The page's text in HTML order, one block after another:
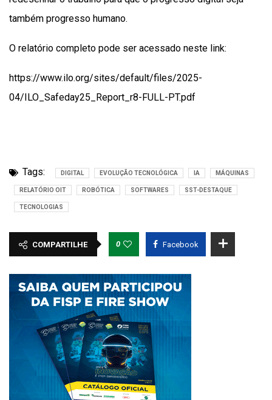
também progresso humano.
O relatório completo pode ser acessado neste link:
https://www.ilo.org/sites/default/files/2025-
04/ILO_Safeday25_Report_r8-FULL-PT.pdf
Tags: DIGITAL EVOLUÇÃO TECNOLÓGICA IA MÁQUINAS
RELATÓRIO OIT ROBÓTICA SOFTWARES SST-DESTAQUE
TECNOLOGIAS
COMPARTILHE 0 Facebook